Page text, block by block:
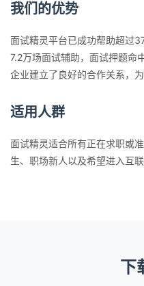
我们的优势
面试精灵平台已成功帮助超过
7.2万场面试辅助，面试押题命
企业建立了良好的合作关系，
适用人群
面试精灵适合所有正在求职或
生、职场新人以及希望进入互
下